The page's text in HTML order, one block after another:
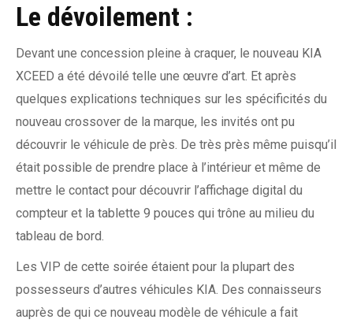
Le dévoilement :
Devant une concession pleine à craquer, le nouveau KIA
XCEED a été dévoilé telle une œuvre d’art. Et après
quelques explications techniques sur les spécificités du
nouveau crossover de la marque, les invités ont pu
découvrir le véhicule de près. De très près même puisqu’il
était possible de prendre place à l’intérieur et même de
mettre le contact pour découvrir l’affichage digital du
compteur et la tablette 9 pouces qui trône au milieu du
tableau de bord.
Les VIP de cette soirée étaient pour la plupart des
possesseurs d’autres véhicules KIA. Des connaisseurs
auprès de qui ce nouveau modèle de véhicule a fait